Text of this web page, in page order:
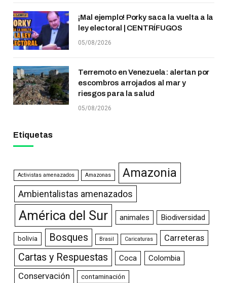
¡Mal ejemplo! Porky saca la vuelta a la
ley electoral | CENTRÍFUGOS
05/08/2026
Terremoto en Venezuela: alertan por
escombros arrojados al mar y
riesgos para la salud
05/08/2026
Etiquetas
Activistas amenazados Amazonas Amazonia
Ambientalistas amenazados
América del Sur animales Biodiversidad
bolivia Bosques Brasil Caricaturas Carreteras
Cartas y Respuestas Coca Colombia
Conservación contaminación